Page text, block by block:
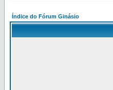
Índice do Fórum Ginásio